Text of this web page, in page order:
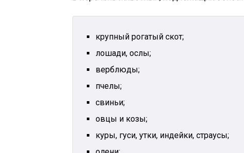
крупный рогатый скот;
лошади, ослы;
верблюды;
пчелы;
свиньи;
овцы и козы;
куры, гуси, утки, индейки, страусы;